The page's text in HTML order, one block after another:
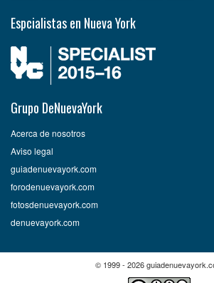
Espcialistas en Nueva York
Grupo DeNuevaYork
Acerca de nosotros
Aviso legal
guiadenuevayork.com
forodenuevayork.com
fotosdenuevayork.com
denuevayork.com
© 1999 - 2026